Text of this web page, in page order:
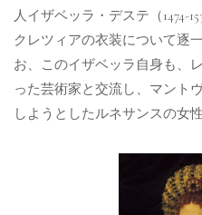
人イザベッラ・デステ（1474-
クレツィアの衣装について逐
お、このイザベッラ自身も、
った芸術家と交流し、マント
しようとしたルネサンスの女